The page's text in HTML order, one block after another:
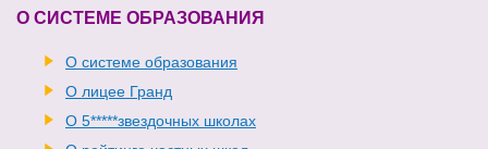
О СИСТЕМЕ ОБРАЗОВАНИЯ
О системе образования
О лицее Гранд
О 5*****звездочных школах